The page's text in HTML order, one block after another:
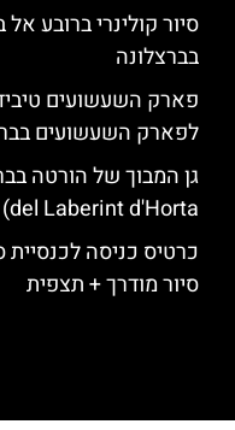
סיור קולינרי ברובע
בברצלונה
לפארק השעשועים
del Laberint d'Horta)
כרטיס כניסה
סיור מודרך + תצפית